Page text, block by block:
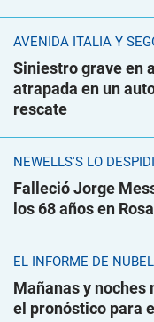
AVENIDA ITALIA Y
Siniestro grave en
atrapada en un
rescate
NEWELLS'S LO
Falleció Jorge
los 68 años en
EL INFORME DE
Mañanas y noches
el pronóstico para